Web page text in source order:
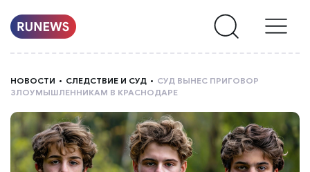
О
НАС
НОВОСТИ СЛЕДСТВИЕ И СУД
СУД ВЫНЕС ПРИГОВОР
ЗЛОУМЫШЛЕННИКАМ В КРАСНОДАРЕ